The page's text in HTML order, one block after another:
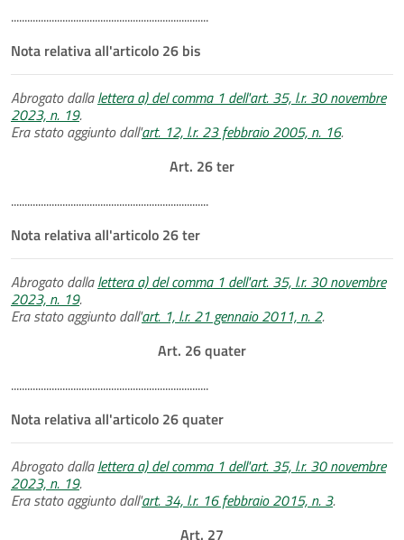
.........................................................................
Nota relativa all'articolo 26 bis
Abrogato dallalettera a) del comma 1 dell'art. 35, l.r. 30 novembre
2023, n. 19.
Era stato aggiunto dall'art. 12, l.r. 23 febbraio 2005, n. 16.
Art. 26 ter
.........................................................................
Nota relativa all'articolo 26 ter
Abrogato dallalettera a) del comma 1 dell'art. 35, l.r. 30 novembre
2023, n. 19.
Era stato aggiunto dall'art. 1, l.r. 21 gennaio 2011, n. 2.
Art. 26 quater
.........................................................................
Nota relativa all'articolo 26 quater
Abrogato dallalettera a) del comma 1 dell'art. 35, l.r. 30 novembre
2023, n. 19.
Era stato aggiunto dall'art. 34, l.r. 16 febbraio 2015, n. 3.
Art. 27